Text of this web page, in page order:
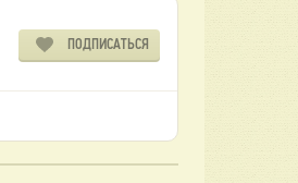
ПОДПИСАТЬСЯ